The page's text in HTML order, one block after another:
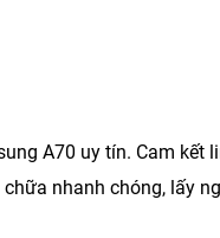
A70 uy tín. Cam kết
nhanh chóng, lấy